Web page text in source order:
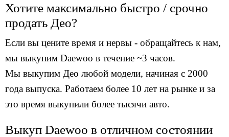
Хотите максимально быстро / срочно
продать Део?
Если вы цените время и нервы - обращайтесь к нам,
мы выкупим Daewoo в течение ~3 часов.
Мы выкупим Део любой модели, начиная с 2000
года выпуска. Работаем более 10 лет на рынке и за
это время выкупили более тысячи авто.
Выкуп Daewoo в отличном состоянии